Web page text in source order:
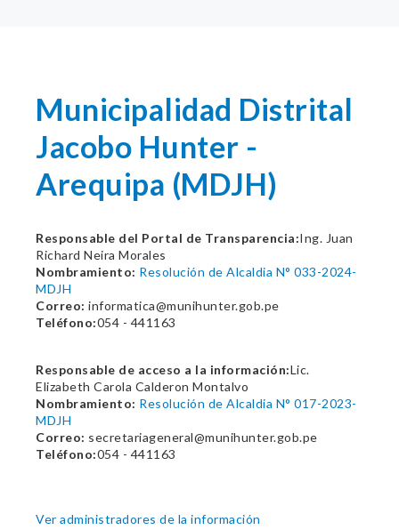
Municipalidad Distrital
Jacobo Hunter -
Arequipa (MDJH)
Responsable del Portal de Transparencia:Ing. Juan
Richard Neira Morales
Nombramiento: Resolución de Alcaldia N° 033-2024-
MDJH
Correo: informatica@munihunter.gob.pe
Teléfono:054 - 441163
Responsable de acceso a la información:Lic.
Elizabeth Carola Calderon Montalvo
Nombramiento: Resolución de Alcaldia N° 017-2023-
MDJH
Correo: secretariageneral@munihunter.gob.pe
Teléfono:054 - 441163
Ver administradores de la información